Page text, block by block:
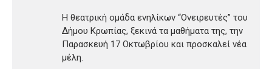
Η θεατρική ομάδα ενηλίκων “Ονειρευτές” του
Δήμου Κρωπίας, ξεκινά τα μαθήματα της, την
Παρασκευή 17 Οκτωβρίου και προσκαλεί νέα
μέλη.